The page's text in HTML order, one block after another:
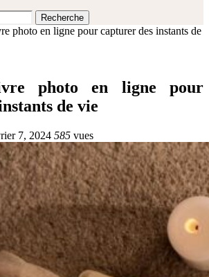
Recherche
photo en ligne pour capturer des instants de
photo en ligne pour
de vie
7, 2024 585 vues